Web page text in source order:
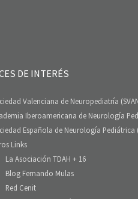
DE INTERÉS
Valenciana de Neuropediatría
Iberoamericana de Neurología
Española de Neurología Pediátrica
Links
La Asociación TDAH + 16
Blog Fernando Mulas
Red Cenit